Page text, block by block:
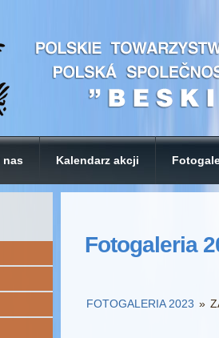
nas Kalendarz akcji
Fotogaleria
FOTOGALERIA 2023 »